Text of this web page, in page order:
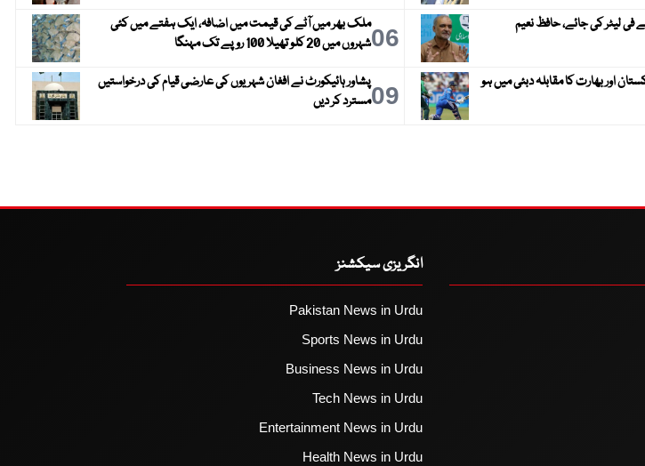
کی قیمت 228 روپے فی لیٹر کی جائے، حافظ نعیم
06ملک بھر میں آٹے کی قیمت میں اضافہ، ایک ہفتے میں کئی
شہروں میں 20 کلو تھیلا 100 روپے تک مہنگا
کپ 2026، پاکستان اور بھارت کا مقابلہ دبئی میں ہو
09پشاور ہائیکورٹ نے افغان شہریوں کی عارضی قیام کی درخواستیں
مسترد کر دیں
انگریزی سیکشنز
Pakistan News in Urdu
Sports News in Urdu
Business News in Urdu
Tech News in Urdu
Entertainment News in Urdu
Health News in Urdu